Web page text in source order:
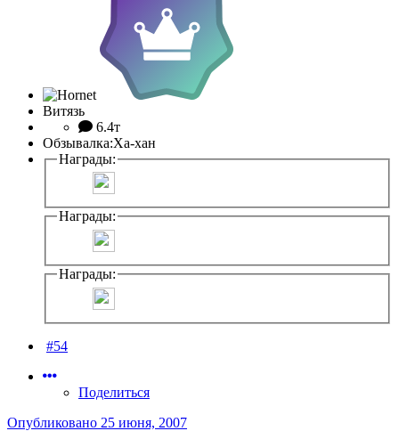
Витязь
6.4т
Обзывалка:Ха-хан
Награды:
Награды:
Награды:
#54
Поделиться
Опубликовано 25 июня, 2007